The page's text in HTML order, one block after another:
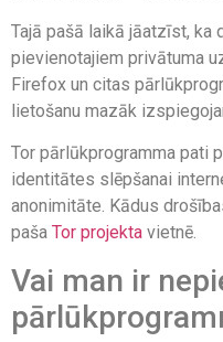
Tajā pašā laikā jāatzīst, ka
pievienotajiem privātuma
Firefox un citas
lietošanu mazāk
Tor pārlūkprogramma pati
identitātes slēpšanai
anonimitāte. Kādus
paša Tor projekta vietnē.
Vai man ir